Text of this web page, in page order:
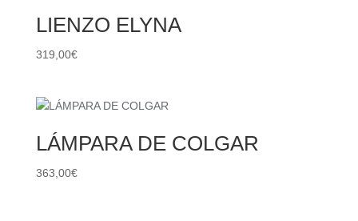
LIENZO ELYNA
319,00€
LÁMPARA DE COLGAR
363,00€